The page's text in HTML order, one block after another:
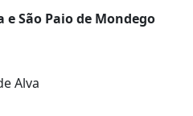
e São Paio de Mondego
Alva